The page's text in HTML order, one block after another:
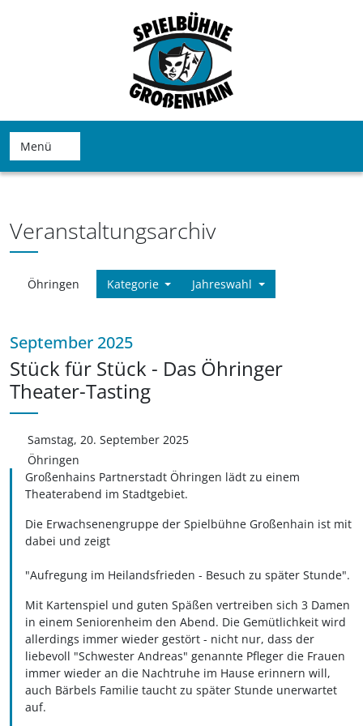
Menü
Veranstaltungsarchiv
Öhringen Kategorie Jahreswahl
September 2025
Stück für Stück - Das Öhringer
Theater-Tasting
Samstag, 20. September 2025
Öhringen
Großenhains Partnerstadt Öhringen lädt zu einem
Theaterabend im Stadtgebiet.
Die Erwachsenengruppe der Spielbühne Großenhain ist mit
dabei und zeigt
"Aufregung im Heilandsfrieden - Besuch zu später Stunde".
Mit Kartenspiel und guten Späßen vertreiben sich 3 Damen
in einem Seniorenheim den Abend. Die Gemütlichkeit wird
allerdings immer wieder gestört - nicht nur, dass der
liebevoll "Schwester Andreas" genannte Pfleger die Frauen
immer wieder an die Nachtruhe im Hause erinnern will,
auch Bärbels Familie taucht zu später Stunde unerwartet
auf.